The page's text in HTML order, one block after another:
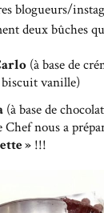
blogueurs/
deux bûches
(à base de
vanille)
(à base de
Chef nous a
» !!!